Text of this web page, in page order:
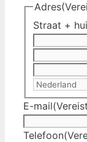
Adres
Straat +
E-mail
Telefoon